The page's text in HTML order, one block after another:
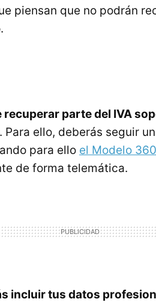
piensan que no podrán
recuperar parte del IVA
. Para ello, deberás seguir
para ello el Modelo 360
de forma telemática.
incluir tus datos